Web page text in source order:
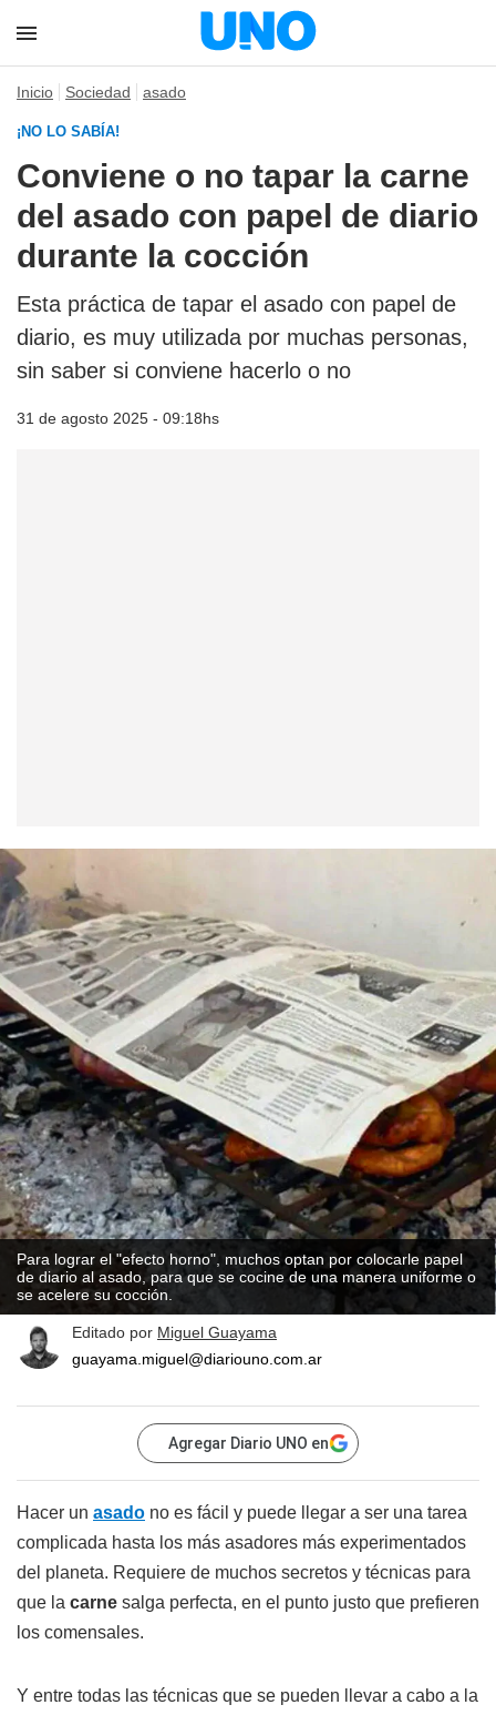
Inicio Sociedad asado
¡NO LO SABÍA!
Conviene o no tapar la carne
del asado con papel de diario
durante la cocción
Esta práctica de tapar el asado con papel de
diario, es muy utilizada por muchas personas,
sin saber si conviene hacerlo o no
31 de agosto 2025 - 09:18hs
Para lograr el "efecto horno", muchos optan por colocarle papel
de diario al asado, para que se cocine de una manera uniforme o
se acelere su cocción.
Editado por Miguel Guayama
guayama.miguel@diariouno.com.ar
Agregar Diario UNO en
Hacer un asado no es fácil y puede llegar a ser una tarea
complicada hasta los más asadores más experimentados
del planeta. Requiere de muchos secretos y técnicas para
que la carne salga perfecta, en el punto justo que prefieren
los comensales.
Y entre todas las técnicas que se pueden llevar a cabo a la